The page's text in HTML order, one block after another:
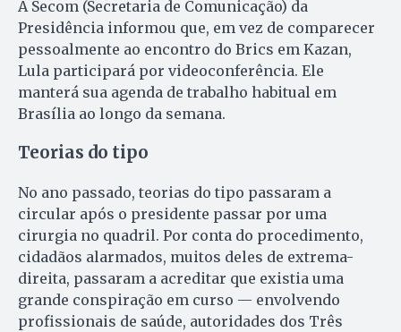
A Secom (Secretaria de Comunicação) da
Presidência informou que, em vez de comparecer
pessoalmente ao encontro do Brics em Kazan,
Lula participará por videoconferência. Ele
manterá sua agenda de trabalho habitual em
Brasília ao longo da semana.
Teorias do tipo
No ano passado, teorias do tipo passaram a
circular após o presidente passar por uma
cirurgia no quadril. Por conta do procedimento,
cidadãos alarmados, muitos deles de extrema-
direita, passaram a acreditar que existia uma
grande conspiração em curso — envolvendo
profissionais de saúde, autoridades dos Três